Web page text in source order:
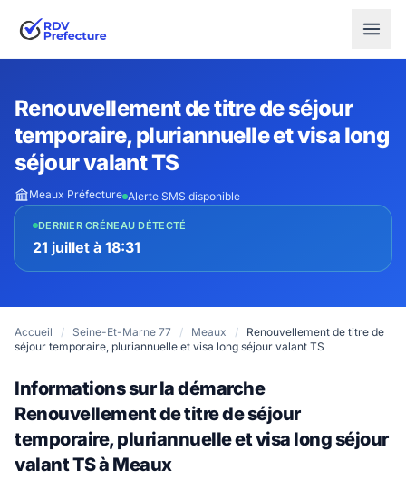
Renouvellement de titre de séjour
temporaire, pluriannuelle et visa long
séjour valant TS
Meaux Préfecture Alerte SMS disponible
DERNIER CRÉNEAU DÉTECTÉ
21 juillet à 18:31
Accueil / Seine-Et-Marne 77 / Meaux /
Renouvellement de titre de
séjour temporaire, pluriannuelle et visa long séjour valant TS
Informations sur la démarche
Renouvellement de titre de séjour
temporaire, pluriannuelle et visa long séjour
valant TS à Meaux